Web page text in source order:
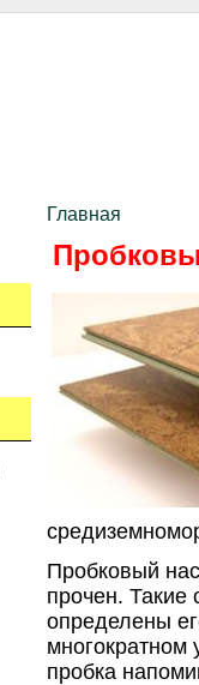
Главная
Пробковый
прочен. Такие
определены
многократном
пробка